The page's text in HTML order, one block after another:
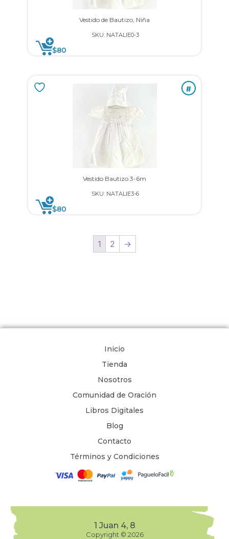
Vestido de Bautizo, Niña
SKU: NATALIE0-3
$80
#
Vestido Bautizo 3-6m
SKU: NATALIE3-6
$80
1 2 →
Inicio
Tienda
Nosotros
Comunidad de Oración
Libros Digitales
Blog
Contacto
Términos y Condiciones
1 Juan 4, 8
Copyright © 2026